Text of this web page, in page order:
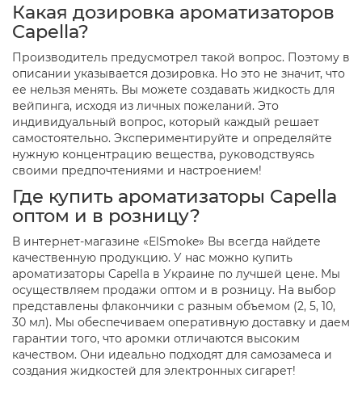
Какая дозировка ароматизаторов
Capella?
Производитель предусмотрел такой вопрос. Поэтому в
описании указывается дозировка. Но это не значит, что
ее нельзя менять. Вы можете создавать жидкость для
вейпинга, исходя из личных пожеланий. Это
индивидуальный вопрос, который каждый решает
самостоятельно. Экспериментируйте и определяйте
нужную концентрацию вещества, руководствуясь
своими предпочтениями и настроением!
Где купить ароматизаторы Capella
оптом и в розницу?
В интернет-магазине «ElSmoke» Вы всегда найдете
качественную продукцию. У нас можно купить
ароматизаторы Capella в Украине по лучшей цене. Мы
осуществляем продажи оптом и в розницу. На выбор
представлены флакончики с разным объемом (2, 5, 10,
30 мл). Мы обеспечиваем оперативную доставку и даем
гарантии того, что аромки отличаются высоким
качеством. Они идеально подходят для самозамеса и
создания жидкостей для электронных сигарет!